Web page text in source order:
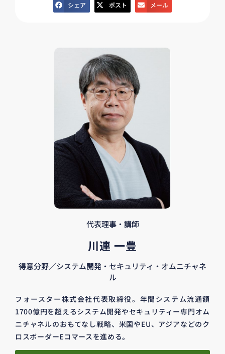
シェア ポスト メール
代表理事・講師
川連 一豊
得意分野／システム開発・セキュリティ・オムニチャネ
ル
フォースター株式会社代表取締役。年間システム流通額
1700億円を超えるシステム開発やセキュリティー専門オム
ニチャネルのおもてなし戦略、米国やEU、アジアなどのク
ロスボーダーEコマースを進める。